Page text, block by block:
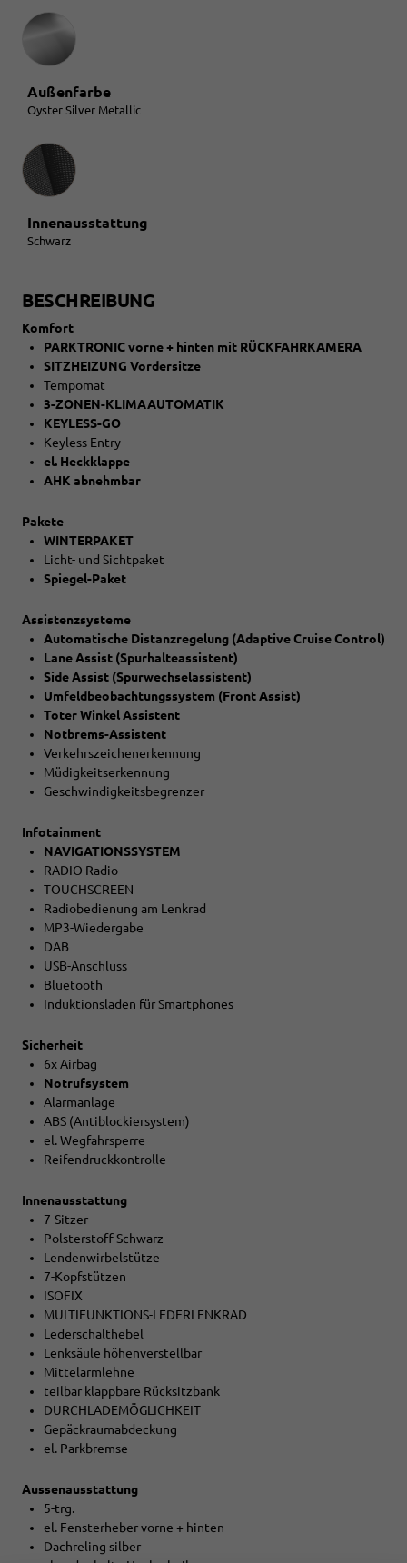
Außenfarbe
Oyster Silver Metallic
Innenausstattung
Innenausstattung
Schwarz
BESCHREIBUNG
Komfort
PARKTRONIC vorne + hinten mit RÜCKFAHRKAMERA
SITZHEIZUNG Vordersitze
Tempomat
3-ZONEN-KLIMAAUTOMATIK
KEYLESS-GO
Keyless Entry
el. Heckklappe
AHK abnehmbar
Pakete
WINTERPAKET
Licht- und Sichtpaket
Spiegel-Paket
Assistenzsysteme
Automatische Distanzregelung (Adaptive Cruise Control)
Lane Assist (Spurhalteassistent)
Side Assist (Spurwechselassistent)
Umfeldbeobachtungssystem (Front Assist)
Toter Winkel Assistent
Notbrems-Assistent
Verkehrszeichenerkennung
Müdigkeitserkennung
Geschwindigkeitsbegrenzer
Infotainment
NAVIGATIONSSYSTEM
RADIO Radio
TOUCHSCREEN
Radiobedienung am Lenkrad
MP3-Wiedergabe
DAB
USB-Anschluss
Bluetooth
Induktionsladen für Smartphones
Sicherheit
6x Airbag
Notrufsystem
Alarmanlage
ABS (Antiblockiersystem)
el. Wegfahrsperre
Reifendruckkontrolle
Innenausstattung
7-Sitzer
Polsterstoff Schwarz
Lendenwirbelstütze
7-Kopfstützen
ISOFIX
MULTIFUNKTIONS-LEDERLENKRAD
Lederschalthebel
Lenksäule höhenverstellbar
Mittelarmlehne
teilbar klappbare Rücksitzbank
DURCHLADEMÖGLICHKEIT
Gepäckraumabdeckung
el. Parkbremse
Aussenausstattung
5-trg.
el. Fensterheber vorne + hinten
Dachreling silber